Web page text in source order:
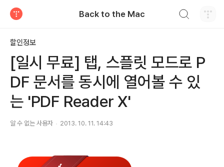
Back to the Mac
할인정보
[일시 무료] 탭, 스플릿 모드로 P
DF 문서를 동시에 열어볼 수 있
는 'PDF Reader X'
알 수 없는 사용자 2013. 10. 11. 14:43